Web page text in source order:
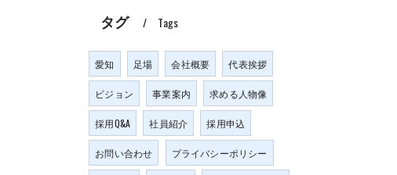
タグ Tags
愛知 足場 会社概要 代表挨拶
ビジョン 事業案内 求める人物像
採用Q&A 社員紹介 採用申込
お問い合わせ プライバシーポリシー